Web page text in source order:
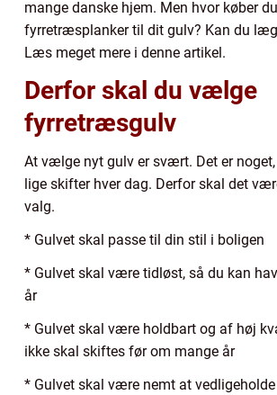
mange danske hjem. Men hvor køber
fyrretræsplanker til dit gulv? Kan du
Læs meget mere i denne artikel.
Derfor skal du vælge
fyrretræsgulv
At vælge nyt gulv er svært. Det er
lige skifter hver dag. Derfor skal det
valg.
* Gulvet skal passe til din stil i boligen
* Gulvet skal være tidløst, så du kan
år
* Gulvet skal være holdbart og af høj
ikke skal skiftes før om mange år
* Gulvet skal være nemt at vedligeholde